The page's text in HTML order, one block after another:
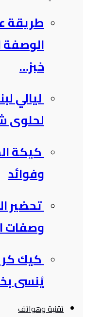
طريقة
الوصفة
خبز…
ليالي
لحلوى
كيكة
وفوائد
تحضير
وصفات
كيك
يُنسى
تقنية وهواتف